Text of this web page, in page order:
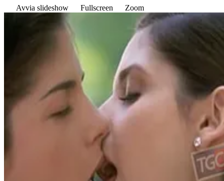
Avvia slideshow
Fullscreen Zoom